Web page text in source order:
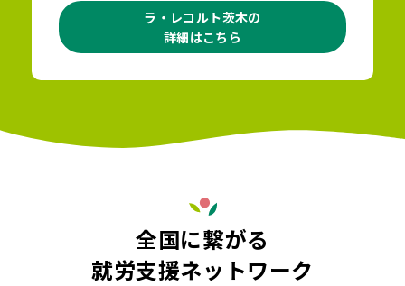
ラ・レコルト茨木の
詳細はこちら
全国に繋がる
就労支援ネットワーク